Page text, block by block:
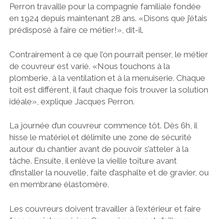
Perron travaille pour la compagnie familiale fondée
en 1924 depuis maintenant 28 ans. «Disons que j’étais
prédisposé à faire ce métier!», dit-il.
Contrairement à ce que l’on pourrait penser, le métier
de couvreur est varié. «Nous touchons à la
plomberie, à la ventilation et à la menuiserie. Chaque
toit est différent, il faut chaque fois trouver la solution
idéale», explique Jacques Perron.
La journée d’un couvreur commence tôt. Dès 6h, il
hisse le matériel et délimite une zone de sécurité
autour du chantier avant de pouvoir s’atteler à la
tâche. Ensuite, il enlève la vieille toiture avant
d’installer la nouvelle, faite d’asphalte et de gravier, ou
en membrane élastomère.
Les couvreurs doivent travailler à l’extérieur et faire